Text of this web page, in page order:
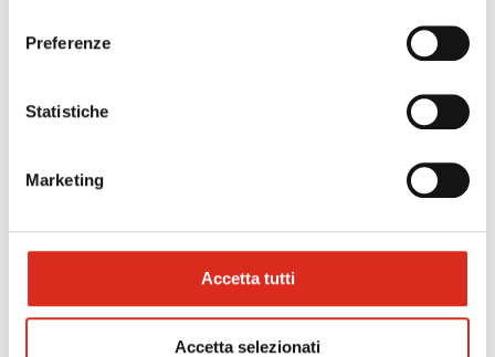
Preferenze
Statistiche
Marketing
Accetta tutti
Accetta selezionati
QLIK SENSE e il Cloud
Appuntamento con la Business Intelligence di QLIK
SENSE®